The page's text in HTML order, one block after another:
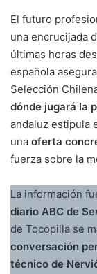
El futuro
una encrucijada
últimas horas
española
Selección
dónde jugará la
andaluz estipula
una oferta
fuerza sobre la
La información
diario ABC de
de Tocopilla se
conversación
técnico de